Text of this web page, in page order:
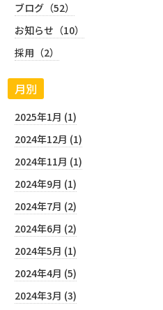
ブログ（52）
お知らせ（10）
採用（2）
月別
2025年1月 (1)
2024年12月 (1)
2024年11月 (1)
2024年9月 (1)
2024年7月 (2)
2024年6月 (2)
2024年5月 (1)
2024年4月 (5)
2024年3月 (3)